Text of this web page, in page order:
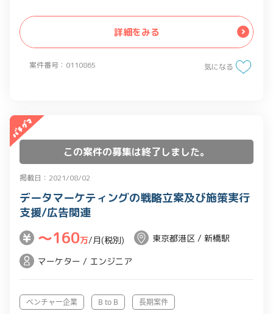
案件番号：0110865
詳細をみる
気になる
この案件の募集は終了しました。
掲載日：2021/08/02
データマーケティングの戦略立案及び施策実行
支援/広告関連
〜160万/月(税別)
東京都港区 / 新橋駅
マーケター / エンジニア
ベンチャー企業 B to B 長期案件